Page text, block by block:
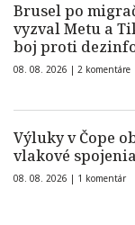
Brusel po
vyzval Metu a
boj proti
08. 08. 2026 | 2 komentáre
Výluky v Čope
vlakové
08. 08. 2026 | 1 komentár